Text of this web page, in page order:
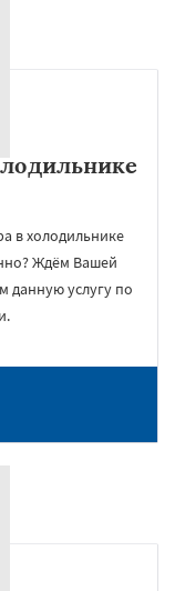
в холодильнике
Ждём Вашей
данную услугу по